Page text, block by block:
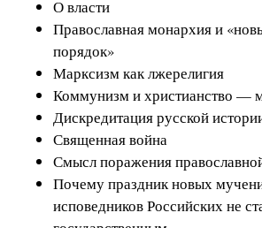
О власти
Православная монархия и
порядок»
Марксизм как лжерелигия
Коммунизм и христианство —
Дискредитация русской
Священная война
Смысл поражения
Почему праздник новых
исповедников Российских не